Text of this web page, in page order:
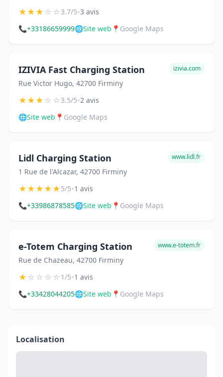
★★★☆☆3.7/5•3 avis
📞+33186659999🌐Site web 📍 Google Maps
IZIVIA Fast Charging Station
Rue Victor Hugo, 42700 Firminy
izivia.com
★★★☆☆3.5/5•2 avis
🌐Site web 📍 Google Maps
Lidl Charging Station
1 Rue de l'Alcazar, 42700 Firminy
www.lidl.fr
★★★★★5/5•1 avis
📞+33986878585🌐Site web 📍 Google Maps
e-Totem Charging Station
Rue de Chazeau, 42700 Firminy
www.e-totem.fr
★☆☆☆☆1/5•1 avis
📞+33428044205🌐Site web 📍 Google Maps
Localisation